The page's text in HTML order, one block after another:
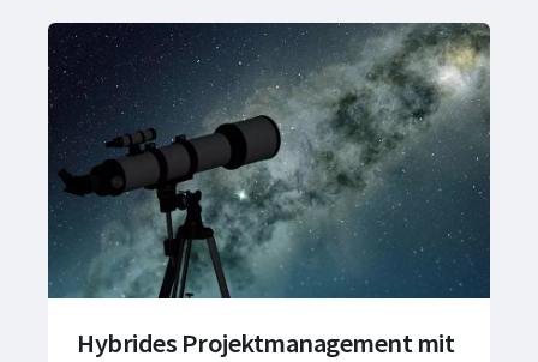
Hybrides Projektmanagement mit